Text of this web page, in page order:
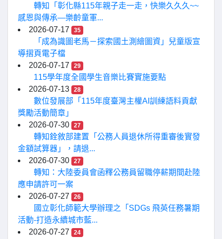
轉知「彰化縣115年親子走一走，快樂久久久~~
感恩與傳承—樂齡童軍...
2026-07-17
35
「成為識圖老馬－探索國土測繪圖資」兒童版宣
導摺頁電子檔
2026-07-17
29
115學年度全國學生音樂比賽實施要點
2026-07-13
28
數位發展部「115年度臺灣主權AI訓練語料貢獻
獎勵活動簡章」
2026-07-30
27
轉知銓敘部建置「公務人員退休所得重審後實發
金額試算器」，請退...
2026-07-30
27
轉知：大陸委員會函釋公務員留職停薪期間赴陸
應申請許可一案
2026-07-27
26
國立彰化師範大學辦理之「SDGs 飛英任務暑期
活動-打造永續城市藍...
2026-07-27
24